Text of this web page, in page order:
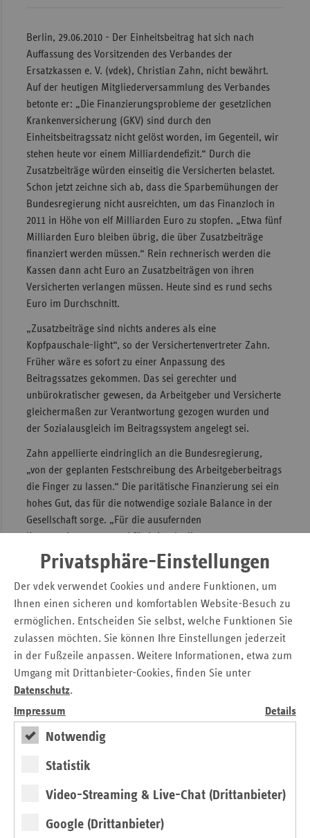
Privatsphäre-Einstellungen
Der vdek verwendet Cookies und andere Funktionen, um
Ihnen einen sicheren und komfortablen Website-Besuch zu
ermöglichen. Entscheiden Sie selbst, welche Funktionen Sie
zulassen möchten. Sie können Ihre Einstellungen jederzeit
in der Fußzeile anpassen. Weitere Informationen, etwa zum
Umgang mit Drittanbieter-Cookies, finden Sie unter
Datenschutz.
Impressum
Details
Notwendig
Statistik
Video-Streaming & Live-Chat (Drittanbieter)
Google (Drittanbieter)
Berlin, 29.06.2010 - Der Einheitsbeitrag hat sich nach
Auffassung des Vorsitzenden des Verbandes der
Ersatzkassen e. V. (vdek), Christian Zahn, nicht bewährt.
Auf der heutigen Mitgliederversammlung des Verbandes
betonte er: „Die Finanzierungsprobleme der gesetzlichen
Krankenversicherung (GKV) sind durch den
Einheitsbeitragssatz nicht gelöst worden, im Gegenteil, wir
stehen heute vor einem Milliardendefizit.“ Durch die
Zusatzbeiträge würden einseitig die Versicherten belastet.
Schon jetzt zeichne sich ab, dass die Sparbemühungen der
Bundesregierung nicht ausreichten, um das Finanzloch in
2011 in Höhe von elf Milliarden Euro zu stopfen. „Etwa fünf
Milliarden Euro bleiben übrig, die über Zusatzbeiträge
finanziert werden müssen.“ Rein rechnerisch werden die
Kassen dann acht Euro an Zusatzbeiträgen von ihren
Versicherten verlangen müssen. Heute sind es rund sechs
Euro im Durchschnitt.
„Zusatzbeiträge sind nichts anderes als eine
Kopfpauschale-light“, so der Versichertenvertreter Zahn.
Früher wäre es sofort zu einer Anpassung des
Beitragssatzes gekommen. Das sei gerechter und
unbürokratischer gewesen, da Arbeitgeber und Versicherte
gleichermaßen zur Verantwortung gezogen wurden und
der Sozialausgleich im Beitragssystem angelegt sei.
Zahn appellierte eindringlich an die Bundesregierung,
„von der geplanten Festschreibung des Arbeitgeberbeitrags
die Finger zu lassen.“ Die paritätische Finanzierung sei ein
hohes Gut, das für die notwendige soziale Balance in der
Gesellschaft sorge. „Für die ausufernden
Kostensteigerungen und für krisenbedingte
Einnahmeausfälle dürfen nicht allein die Versicherten zur
Verantwortung gezogen werden. Wir brauchen eine
nachhaltige Finanzierungsreform und einen vereinfachten
morbiditätsorientierten Risikostrukturausgleich.“
Kontakt
Michaela Gottfried
Askanischer Platz 1
10963 Berlin
Tel.: 0 30 / 2 69 31 – 12 00
Seitennavigation
Auf einen Blick